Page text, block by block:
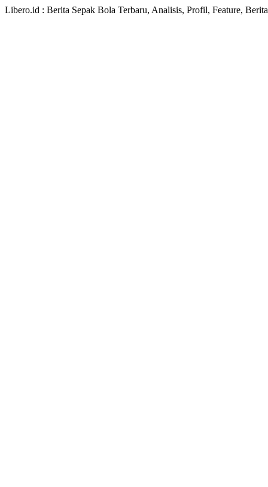
Libero.id : Berita Sepak Bola Terbaru, Analisis, Profil, Feature,